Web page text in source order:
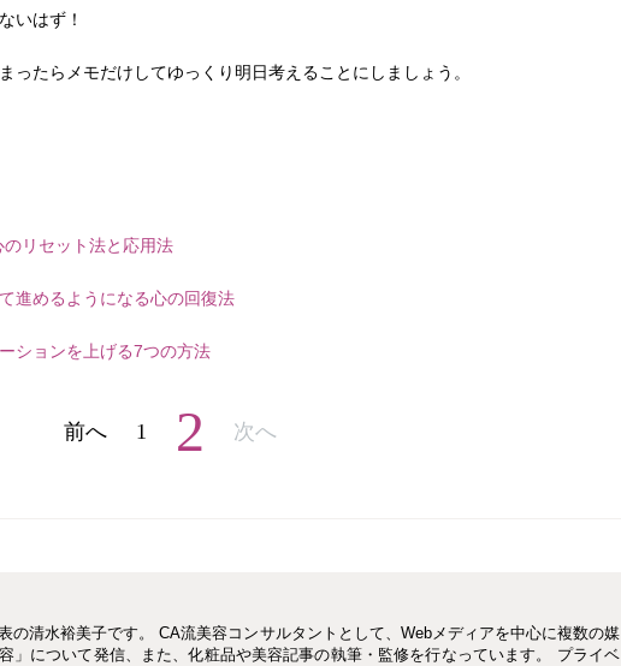
いはず！
ったらメモだけしてゆっくり明日考えることにしましょう。
リセット法と応用法
進めるようになる心の回復法
ションを上げる7つの方法
前へ 1 2 次へ
の清水裕美子です。 CA流美容コンサルタントとして、Webメディアを中心に複数の媒
」について発信、また、化粧品や美容記事の執筆・監修を行なっています。 プライベ